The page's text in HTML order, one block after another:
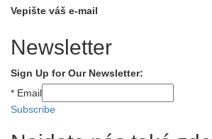
Vepište váš e-mail
Newsletter
Sign Up for Our Newsletter:
* Email
Subscribe